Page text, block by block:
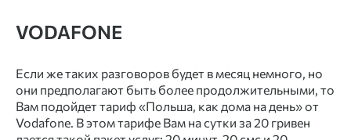
VODAFONE
Если же таких разговоров будет в месяц немного, но
они предполагают быть более продолжительными, то
Вам подойдет тариф «Польша, как дома на день» от
Vodafone. В этом тарифе Вам на сутки за 20 гривен